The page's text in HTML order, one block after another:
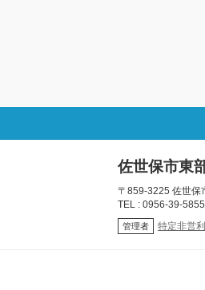
佐世保市東
〒859-3225 佐世保
TEL : 0956-39-
管理者 特定非営